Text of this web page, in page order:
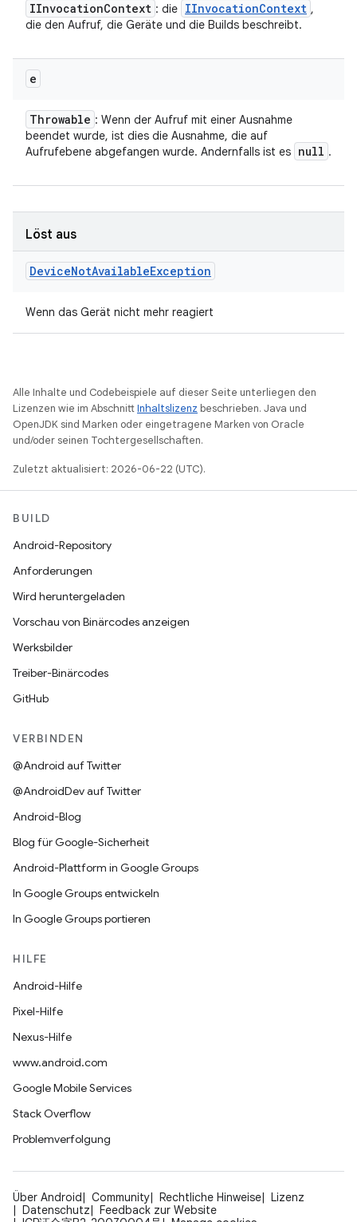
IInvocationContext : die IInvocationContext ,
die den Aufruf, die Geräte und die Builds beschreibt.
e
Throwable : Wenn der Aufruf mit einer Ausnahme
beendet wurde, ist dies die Ausnahme, die auf
Aufrufebene abgefangen wurde. Andernfalls ist es null .
Löst aus
DeviceNotAvailableException
Wenn das Gerät nicht mehr reagiert
Alle Inhalte und Codebeispiele auf dieser Seite unterliegen den
Lizenzen wie im AbschnittInhaltslizenz beschrieben. Java und
OpenJDK sind Marken oder eingetragene Marken von Oracle
und/oder seinen Tochtergesellschaften.
Zuletzt aktualisiert: 2026-06-22 (UTC).
BUILD
Android-Repository
Anforderungen
Wird heruntergeladen
Vorschau von Binärcodes anzeigen
Werksbilder
Treiber-Binärcodes
GitHub
VERBINDEN
@Android auf Twitter
@AndroidDev auf Twitter
Android-Blog
Blog für Google-Sicherheit
Android-Plattform in Google Groups
In Google Groups entwickeln
In Google Groups portieren
HILFE
Android-Hilfe
Pixel-Hilfe
Nexus-Hilfe
www.android.com
Google Mobile Services
Stack Overflow
Problemverfolgung
Über Android Community Rechtliche Hinweise
Lizenz
Datenschutz
Feedback zur Website